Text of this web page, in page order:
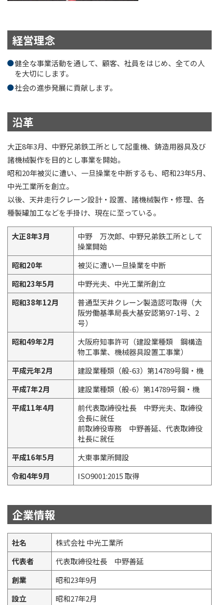
経営理念
健全な事業活動を通して、顧客、社員をはじめ、全ての人
を大切にします。
社会の進歩発展に貢献します。
沿革
大正8年3月、中野兄弟鉄工所として起重機、鋳造用器具及び
諸機械製作を目的とし事業を開始。
昭和20年被災に遭い、一旦操業を中断するも、昭和23年5月、
中光工業所を創立。
以後、天井走行クレーン設計・設置、諸機械製作・修理、各
種製罐加工などを手掛け、現在に至っている。
大正8年3月
中野 万次郎、中野兄弟鉄工所として
操業開始
昭和20年
被災に遭い一旦操業を中断
昭和23年5月
中野光夫、中光工業所創立
昭和38年12月
普通型天井クレーン製造認可取得（大
阪労働基準局長大基安認第97-1号、2
号）
昭和49年2月
大阪府知事許可（建設業種類 鋼構造
物工事業、機械器具設置工事業）
平成元年2月
建設業種類（般-63）第14789号鋼・機
平成7年2月
建設業種類（般-6）第14789号鋼・機
平成11年4月
前代表取締役社長 中野光夫、取締役
会長に就任
前取締役専務 中野善延、代表取締役
社長に就任
平成16年5月
大東事業所開設
令和4年9月
ISO9001:2015 取得
企業情報
社名
株式会社 中光工業所
代表者
代表取締役社長 中野善延
創業
昭和23年9月
設立
昭和27年2月